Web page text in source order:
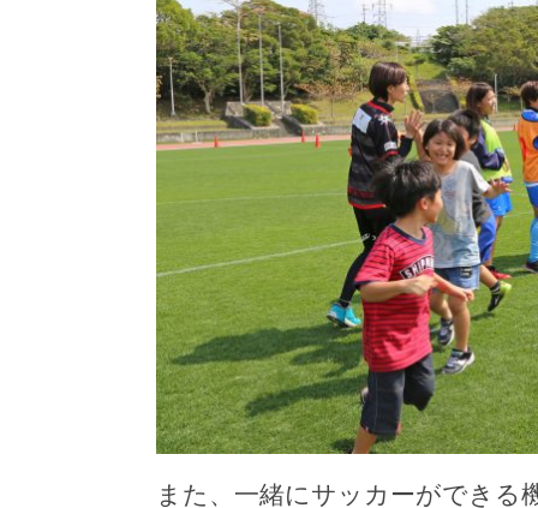
また、一緒にサッカーができる